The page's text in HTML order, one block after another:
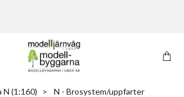
N (1:160)
N - Brosystem/uppfarter